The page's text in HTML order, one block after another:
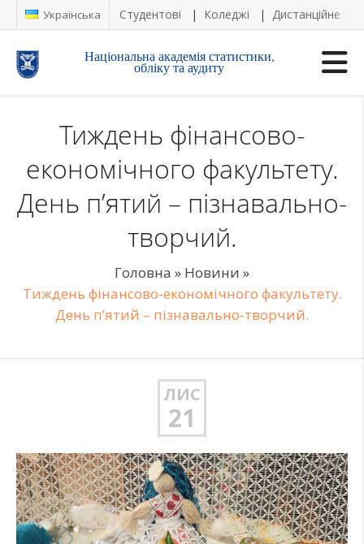
Українська Студентові Коледжі Дистанційне
Національна академія статистики,
обліку та аудиту
Тиждень фінансово-
економічного факультету.
День п’ятий – пізнавально-
творчий.
Головна » Новини »
Тиждень фінансово-економічного факультету.
День п’ятий – пізнавально-творчий.
ЛИС
21